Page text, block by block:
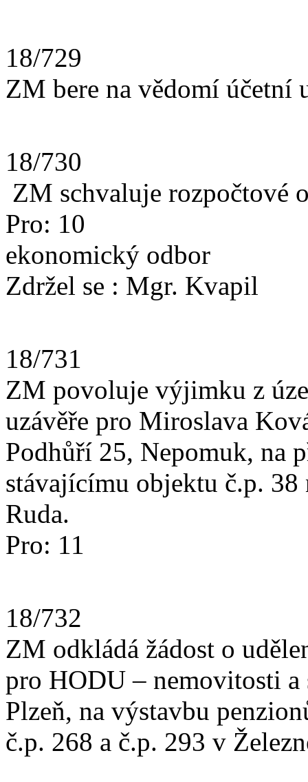
18/729
ZM bere na vědomí účetní
18/730
ZM schvaluje rozpočtové
Pro: 10
ekonomický odbor
Zdržel se : Mgr. Kvapil
18/731
ZM povoluje výjimku z
uzávěře pro Miroslava
Podhůří 25, Nepomuk, na
stávajícímu objektu č.p. 38
Ruda.
Pro: 11
18/732
ZM odkládá žádost o
pro HODU – nemovitosti a
Plzeň, na výstavbu
č.p. 268 a č.p. 293 v